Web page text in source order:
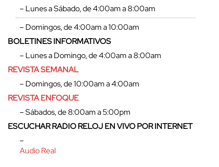
– Lunes a Sábado, de 4:00am a 8:00am
– Domingos, de 4:00am a 10:00am
BOLETINES INFORMATIVOS
– Lunes a Domingo, de 4:00am a 8:00am
REVISTA SEMANAL
– Domingos, de 10:00am a 4:00am
REVISTA ENFOQUE
– Sábados, de 8:00am a 5:00pm
ESCUCHAR RADIO RELOJ EN VIVO POR INTERNET
–
Audio Real